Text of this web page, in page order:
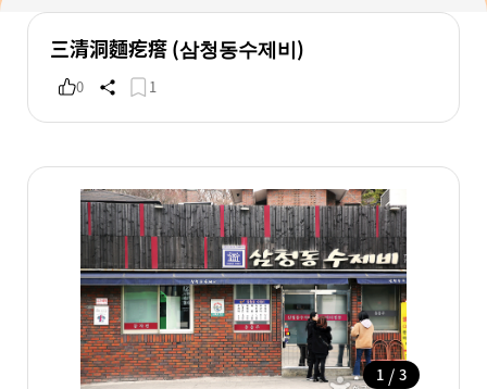
三清洞麵疙瘩 (삼청동수제비)
0 1
1 / 3